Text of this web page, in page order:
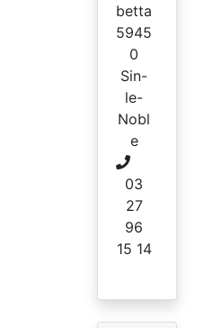
betta
5945
0
Sin-
le-
Nobl
e
03
27
96
15 14